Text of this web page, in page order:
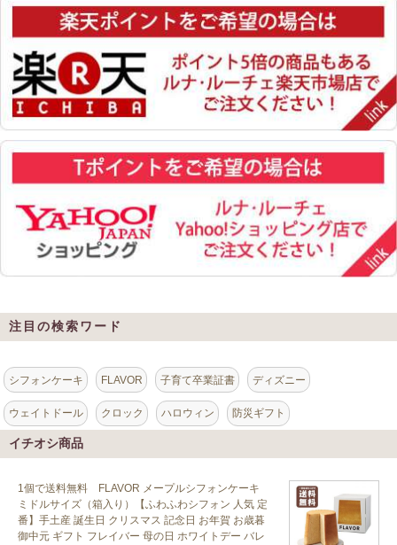
注目の検索ワード
シフォンケーキ FLAVOR 子育て卒業証書 ディズニー
ウェイトドール クロック ハロウィン 防災ギフト
イチオシ商品
1個で送料無料 FLAVOR メープルシフォンケーキ
ミドルサイズ（箱入り）【ふわふわシフォン 人気 定
番】手土産 誕生日 クリスマス 記念日 お年賀 お歳暮
御中元 ギフト フレイバー 母の日 ホワイトデー バレ